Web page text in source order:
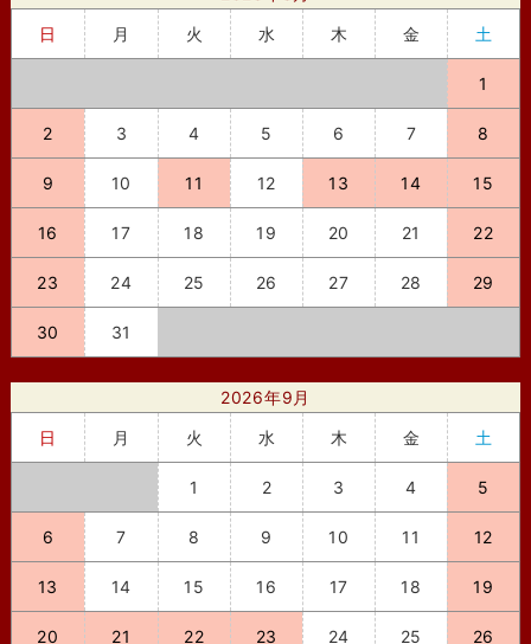
日
月 火 水 木 金 土
1
2 3 4 5 6 7 8
9 10 11 12 13 14 15
16 17 18 19 20 21 22
23 24 25 26 27 28 29
30 31
2026年9月
日
月 火 水 木 金 土
1 2 3 4 5
6 7 8 9 10 11 12
13 14 15 16 17 18 19
20 21 22 23 24 25 26